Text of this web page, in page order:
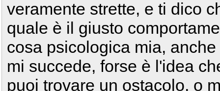
veramente strette, e ti dico
quale è il giusto
cosa psicologica mia,
mi succede, forse è l'idea
puoi trovare un ostacolo, o